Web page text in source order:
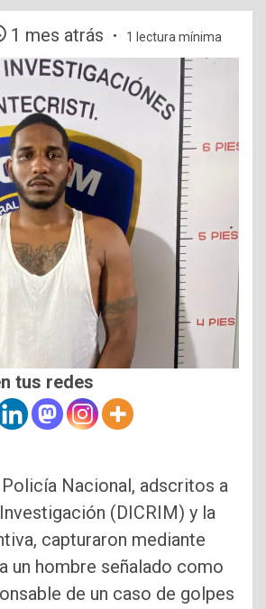
1 mes atrás 1 lectura mínima
tus redes
Nacional, adscritos a
(DICRIM) y la
capturaron mediante
un hombre señalado como
de un caso de golpes